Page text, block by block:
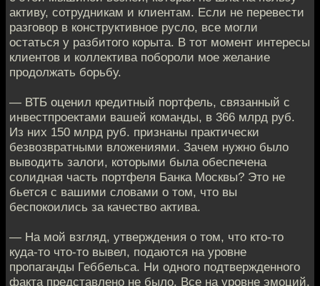
активу, сотрудникам и клиентам. Если не перевести
разговор в конструктивное русло, все могли
остаться у разбитого корыта. В тот момент интересы
клиентов и коллектива побороли мое желание
продолжать борьбу.
— ВТБ оценил кредитный портфель, связанный с
инвестпроектами вашей команды, в 366 млрд руб.
Из них 150 млрд руб. признаны практически
безвозвратными вложениями. Зачем нужно было
выводить залоги, которыми была обеспечена
солидная часть портфеля Банка Москвы? Это не
бьется с вашими словами о том, что вы
беспокоились за качество актива.
— На мой взгляд, утверждения о том, что кто-то
куда-то что-то вывел, подаются на уровне
пропаганды Геббельса. Ни одного подтвержденного
факта представлено не было. Все на уровне эмоций.